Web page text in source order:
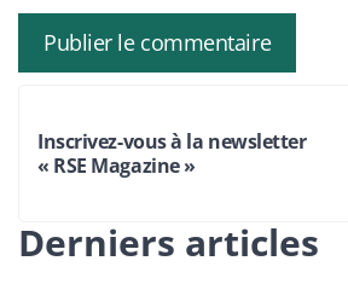
Inscrivez-vous à la newsletter
« RSE Magazine »
Derniers articles